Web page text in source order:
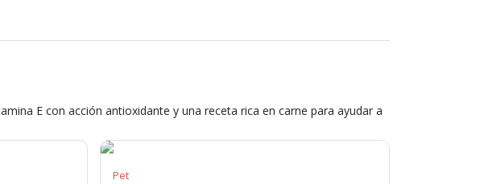
E con acción antioxidante y una receta rica en carne para ayudar a
Pet